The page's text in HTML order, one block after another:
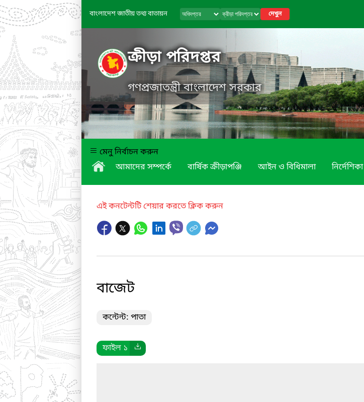
বাংলাদেশ জাতীয় তথ্য বাতায়ন দেখুন
ক্রীড়া পরিদপ্তর
গণপ্রজাতন্ত্রী বাংলাদেশ সরকার
মেনু নির্বাচন করুন
আমাদের সম্পর্কে
বার্ষিক ক্রীড়াপঞ্জি আইন ও বিধিমালা নির্দেশিকা
এই কনটেন্টটি শেয়ার করতে ক্লিক করুন
বাজেট
কন্টেন্ট: পাতা
ফাইল ১